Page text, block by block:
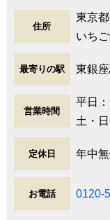
住所
東京
いち
最寄りの駅 東銀
営業時間
平日
土・
定休日 年中
お電話 0120-